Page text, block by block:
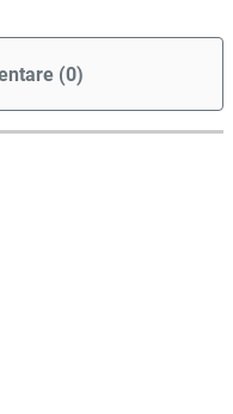
(0)